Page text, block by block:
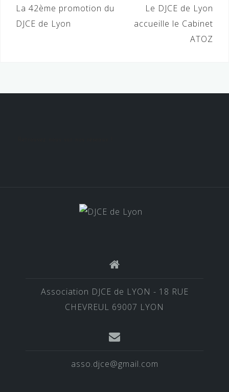
Navigation
de
La 42ème promotion du
DJCE de Lyon
Le DJCE de Lyon
accueille le Cabinet
ATOZ
Association DJCE de LYON - 18 RUE
CHEVREUL 69007 LYON
asso.djce@gmail.com